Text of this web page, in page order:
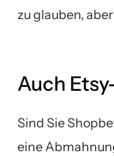
zu glauben,
Auch
Sind Sie
eine